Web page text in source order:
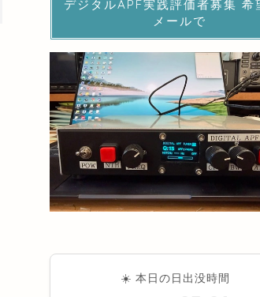
デジタルAPF実践評価者募集 希
メールで
☀️ 本日の日出没時間